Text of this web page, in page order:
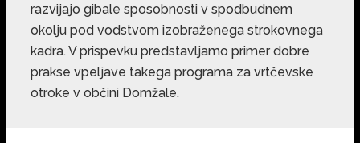
razvijajo gibale sposobnosti v spodbudnem
okolju pod vodstvom izobraženega strokovnega
kadra. V prispevku predstavljamo primer dobre
prakse vpeljave takega programa za vrtčevske
otroke v občini Domžale.